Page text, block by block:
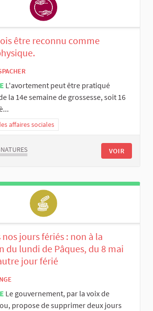
être reconnu comme
L'avortement peut être pratiqué
la 14e semaine de grossesse, soit 16
affaires sociales
VOIR
jours fériés : non à la
du lundi de Pâques, du 8 mai
jour férié
Le gouvernement, par la voix de
propose de supprimer deux jours